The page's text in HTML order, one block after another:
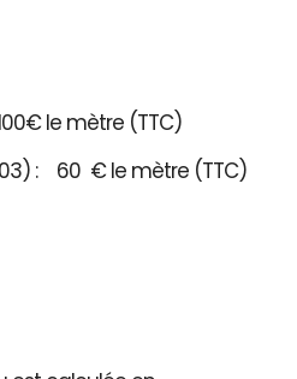
le mètre (TTC)
: 60 € le mètre (TTC)